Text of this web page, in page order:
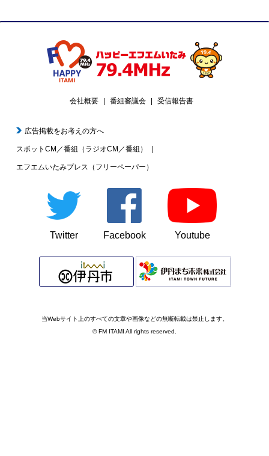
会社概要 番組審議会 受信報告書
広告掲載をお考えの方へ
スポットCM／番組（ラジオCM／番組）
エフエムいたみプレス（フリーペーパー）
Twitter Facebook Youtube
当Webサイト上のすべての文章や画像などの無断転載は禁止します。
© FM ITAMI All rights reserved.